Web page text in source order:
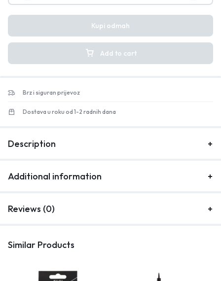
Add to cart
Kupi odmah
Brz i siguran prijevoz
Dostava u roku od 1-2 radnih dana
Description
Additional information
Reviews (0)
Similar Products